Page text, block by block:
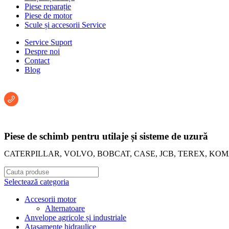
Piese reparație
Piese de motor
Scule și accesorii Service
Service Suport
Despre noi
Contact
Blog
Piese de schimb pentru utilaje și sisteme de uzură
CATERPILLAR, VOLVO, BOBCAT, CASE, JCB, TEREX,
Selectează categoria
Accesorii motor
Alternatoare
Anvelope agricole și industriale
Atașamente hidraulice